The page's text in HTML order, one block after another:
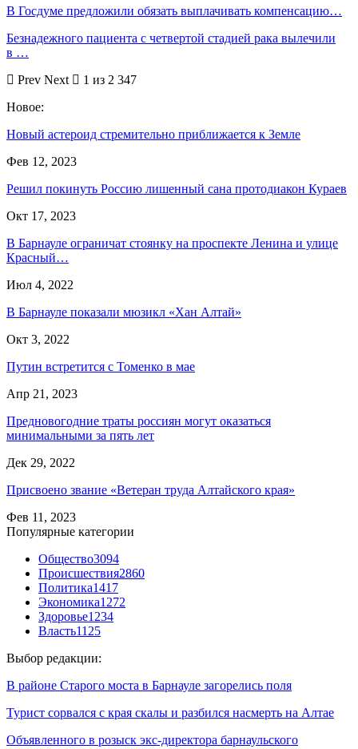
В Госдуме предложили обязать выплачивать компенсацию…
Безнадежного пациента с четвертой стадией рака вылечили
в …
Prev Next
1 из 2 347
Новое:
Новый астероид стремительно приближается к Земле
Фев 12, 2023
Решил покинуть Россию лишенный сана протодиакон Кураев
Окт 17, 2023
В Барнауле ограничат стоянку на проспекте Ленина и улице
Красный…
Июл 4, 2022
В Барнауле показали мюзикл «Хан Алтай»
Окт 3, 2022
Путин встретится с Томенко в мае
Апр 21, 2023
Предновогодние траты россиян могут оказаться
минимальными за пять лет
Дек 29, 2022
Присвоено звание «Ветеран труда Алтайского края»
Фев 11, 2023
Популярные категории
Общество3094
Происшествия2860
Политика1417
Экономика1272
Здоровье1234
Власть1125
Выбор редакции:
В районе Старого моста в Барнауле загорелись поля
Турист сорвался с края скалы и разбился насмерть на Алтае
Объявленного в розыск экс-директора барнаульского